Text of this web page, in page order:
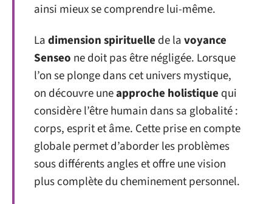
ainsi mieux se comprendre lui-même.
Ladimension spirituelle de lavoyance
Senseo ne doit pas être négligée. Lorsque
l’on se plonge dans cet univers mystique,
on découvre uneapproche holistique qui
considère l’être humain dans sa globalité :
corps, esprit et âme. Cette prise en compte
globale permet d’aborder les problèmes
sous différents angles et offre une vision
plus complète du cheminement personnel.